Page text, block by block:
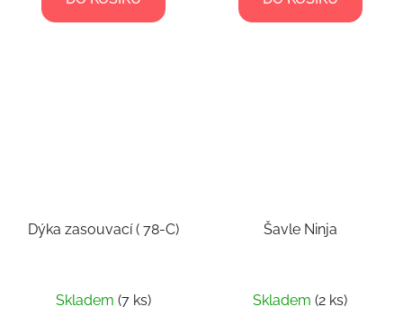
Dýka zasouvací ( 78-C)
Skladem (7 ks)
Šavle Ninja
Skladem (2 ks)